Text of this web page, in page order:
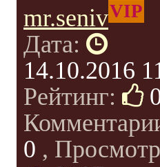
mr.senivVIP
Дата:
14.10.2016
Рейтинг:
0 ,